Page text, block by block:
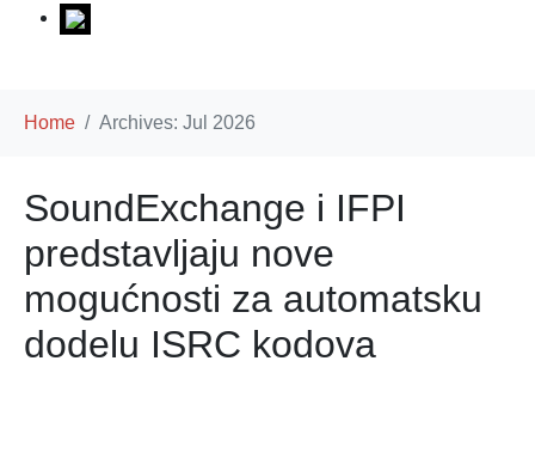
Home Archives: Jul 2026
SoundExchange i IFPI
predstavljaju nove
mogućnosti za automatsku
dodelu ISRC kodova